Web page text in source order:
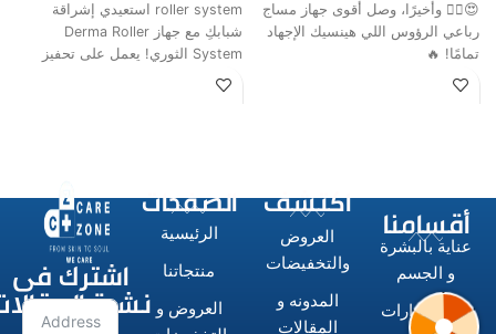
😍💆‍♂️ وأخيرًا، وصل أقوى جهاز مساج
رباعي الرؤوس اللي هينسيك الإجهاد
تمامًا! 🔥
roller system استعيدي إشراقة
شبابكِ مع جهاز Derma Roller
System الثوري! يعمل على تحفيز
أقسامنا
عناية بالبشرة
و الجسم
الاستشوارات
اكتشف
العروض
والتخفيضات
المدونه و
المقالات
الصفحات
الرئيسية
منتجاتنا
العروض و
اشترك فى
نشرة